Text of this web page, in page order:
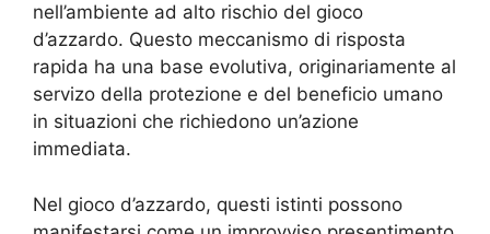
nell’ambiente ad alto rischio del gioco
d’azzardo. Questo meccanismo di risposta
rapida ha una base evolutiva, originariamente al
servizo della protezione e del beneficio umano
in situazioni che richiedono un’azione
immediata.
Nel gioco d’azzardo, questi istinti possono